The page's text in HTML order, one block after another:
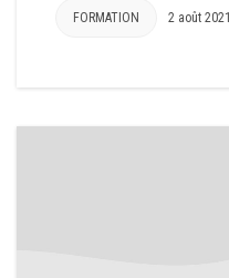
FORMATION 2 août 2021